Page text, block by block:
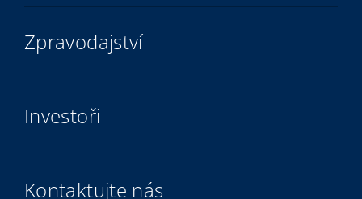
Zpravodajství
Investoři
Kontaktujte nás